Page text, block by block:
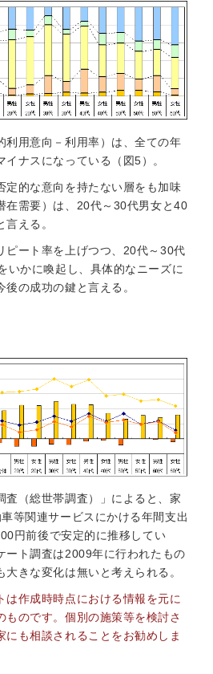
利用意向－利用率）は、全ての年
ナスになっている（図5）。
定的な意向を持たない層をも加味
在需要）は、20代～30代男女と40
える。
ピート率を上げつつ、20代～30代
いかに喚起し、具体的なニーズに
の成功の鍵と言える。
（総世帯調査）」によると、家
等関連サービスにかける年間支出
円前後で安定的に推移してい
ート調査は2009年に行われたもの
きな変化は無いと考えられる。
は作成時時点における情報を元に
ものです。個別の施策等を検討さ
にも相談されることをお勧めしま